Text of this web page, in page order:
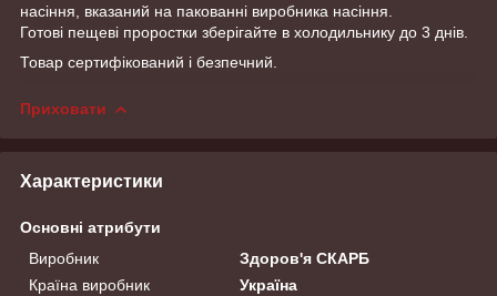
насіння, вказаний на пакованні виробника насіння.
Готові пещеві проростки зберігайте в холодильнику до 3 днів.
Товар сертифікований і безпечний.
Приховати
Характеристики
Основні атрибути
Виробник
Здоров'я СКАРБ
Країна виробник
Україна